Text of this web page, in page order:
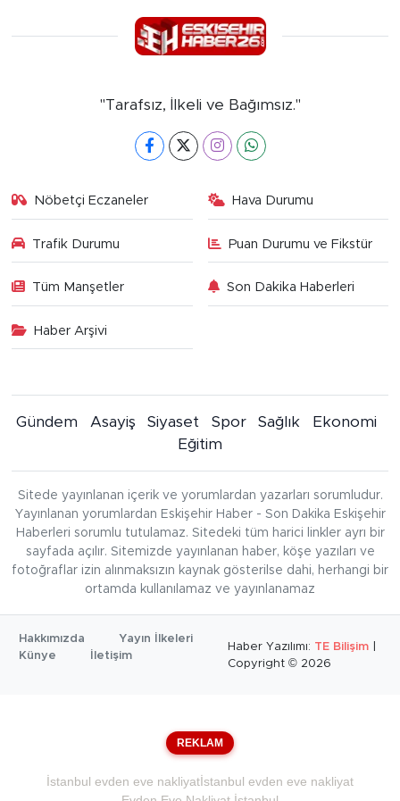
"Tarafsız, İlkeli ve Bağımsız."
Nöbetçi Eczaneler Hava Durumu
Trafik Durumu Puan Durumu ve Fikstür
Tüm Manşetler Son Dakika Haberleri
Haber Arşivi
Gündem Asayiş Siyaset Spor Sağlık
Ekonomi
Eğitim
Sitede yayınlanan içerik ve yorumlardan yazarları sorumludur.
Yayınlanan yorumlardan Eskişehir Haber - Son Dakika Eskişehir
Haberleri sorumlu tutulamaz. Sitedeki tüm harici linkler ayrı bir
sayfada açılır. Sitemizde yayınlanan haber, köşe yazıları ve
fotoğraflar izin alınmaksızın kaynak gösterilse dahi, herhangi bir
ortamda kullanılamaz ve yayınlanamaz
Hakkımızda
Yayın İlkeleri
Künye
İletişim
Haber Yazılımı: TE Bilişim
Copyright © 2026
REKLAM
İstanbul evden eve nakliyatİstanbul evden eve nakliyat